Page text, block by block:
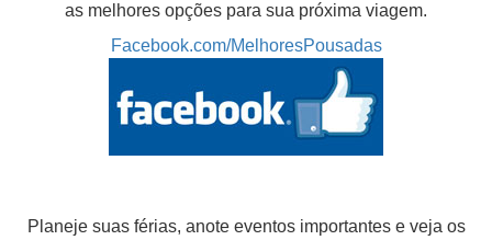
as melhores opções para sua próxima viagem.
Facebook.com/MelhoresPousadas
Planeje suas férias, anote eventos importantes e veja os